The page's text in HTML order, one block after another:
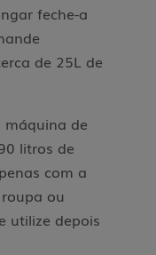
feche-a
de 25L de
de
litros de
com a
ou
utilize depois